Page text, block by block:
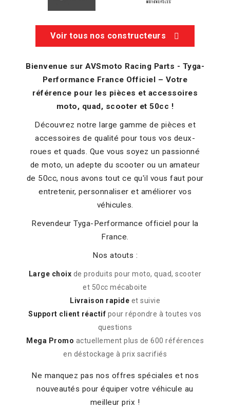
Voir tous nos constructeurs
Bienvenue sur AVSmoto Racing Parts - Tyga-
Performance France Officiel – Votre
référence pour les pièces et accessoires
moto, quad, scooter et 50cc !
Découvrez notre large gamme de pièces et
accessoires de qualité pour tous vos deux-
roues et quads. Que vous soyez un passionné
de moto, un adepte du scooter ou un amateur
de 50cc, nous avons tout ce qu'il vous faut pour
entretenir, personnaliser et améliorer vos
véhicules.
Revendeur Tyga-Performance officiel pour la
France.
Nos atouts :
Large choix de produits pour moto, quad, scooter
et 50cc mécaboite
Livraison rapide et suivie
Support client réactif pour répondre à toutes vos
questions
Mega Promo actuellement plus de 600 références
en déstockage à prix sacrifiés
Ne manquez pas nos offres spéciales et nos
nouveautés pour équiper votre véhicule au
meilleur prix !